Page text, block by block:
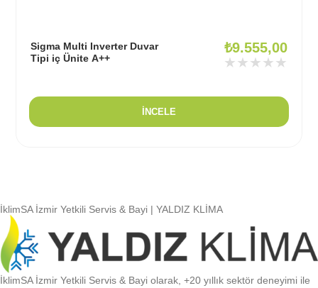
Sigma Multi Inverter Duvar
Tipi iç Ünite A++
₺9.555,00
★★★★★
İNCELE
İklimSA İzmir Yetkili Servis & Bayi | YALDIZ KLİMA
İklimSA İzmir Yetkili Servis & Bayi olarak, +20 yıllık sektör deneyimi ile